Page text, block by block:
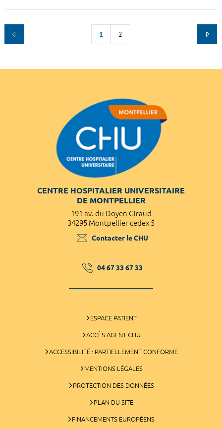
1 2
CENTRE HOSPITALIER UNIVERSITAIRE
DE MONTPELLIER
191 av. du Doyen Giraud
34295 Montpellier cedex 5
Contacter le CHU
04 67 33 67 33
ESPACE PATIENT
ACCÈS AGENT CHU
ACCESSIBILITÉ : PARTIELLEMENT CONFORME
MENTIONS LÉGALES
PROTECTION DES DONNÉES
PLAN DU SITE
FINANCEMENTS EUROPÉENS